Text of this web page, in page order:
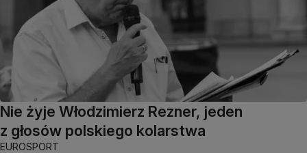
Nie żyje Włodzimierz Rezner, jeden
z głosów polskiego kolarstwa
EUROSPORT